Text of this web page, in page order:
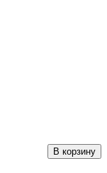
В корзину